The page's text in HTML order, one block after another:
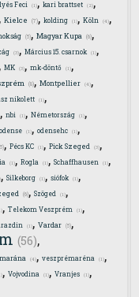
Feci (1) kari brattset (2)
, Kielce (7), kolding (1), Köln (4),
(5), Magyar Kupa (6),
(3), Március 15. csarnok (1),
, MK (3), mk-döntő (1),
(8), Montpellier (4),
nikolett (1),
, nbi (1), Németország (1),
odense (1), odensehc (1),
, Pécs KC (1), Pick Szeged (3),
(1), Rogla (1), Schaffhausen (1),
, Silkeborg (1), siófok (1),
(6), Szöged (1),
, Telekom Veszprém (1),
(1), Vardar (5),
(56),
(4), veszprémaréna (1),
, Vojvodina (1), Vranjes (1),